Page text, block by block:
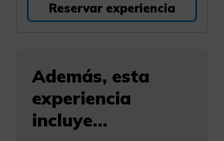
Reservar experiencia
Además, esta
experiencia
incluye...